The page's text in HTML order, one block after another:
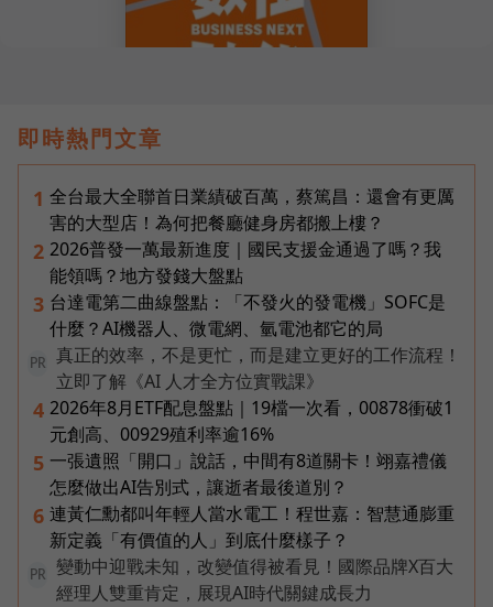
即時熱門文章
1 全台最大全聯首日業績破百萬，蔡篤昌：還會有更厲
害的大型店！為何把餐廳健身房都搬上樓？
2 2026普發一萬最新進度｜國民支援金通過了嗎？我
能領嗎？地方發錢大盤點
3 台達電第二曲線盤點：「不發火的發電機」SOFC是
什麼？AI機器人、微電網、氫電池都它的局
PR
真正的效率，不是更忙，而是建立更好的工作流程！
立即了解《AI 人才全方位實戰課》
4 2026年8月ETF配息盤點｜19檔一次看，00878衝破1
元創高、00929殖利率逾16%
5 一張遺照「開口」說話，中間有8道關卡！翊嘉禮儀
怎麼做出AI告別式，讓逝者最後道別？
6 連黃仁勳都叫年輕人當水電工！程世嘉：智慧通膨重
新定義「有價值的人」到底什麼樣子？
PR
變動中迎戰未知，改變值得被看見！國際品牌X百大
經理人雙重肯定，展現AI時代關鍵成長力